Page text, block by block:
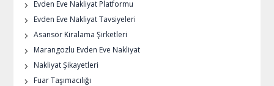
Evden Eve Nakliyat Platformu
Evden Eve Nakliyat Tavsiyeleri
Asansör Kiralama Şirketleri
Marangozlu Evden Eve Nakliyat
Nakliyat Şikayetleri
Fuar Taşımacılığı